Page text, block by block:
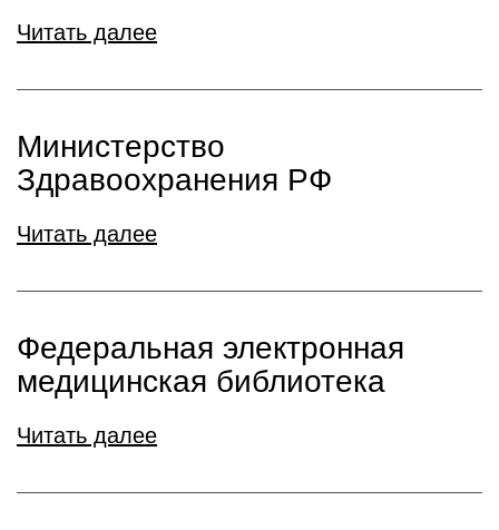
Читать далее
Министерство
Здравоохранения РФ
Читать далее
Федеральная электронная
медицинская библиотека
Читать далее